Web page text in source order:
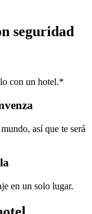
seguridad
con un hotel.*
así que te será
en un solo lugar.